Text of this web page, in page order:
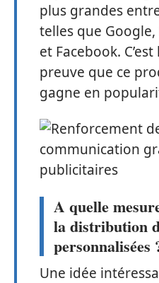
plus grandes
telles que
et Facebook.
preuve que ce
gagne en
A quelle
la distribution
personnalisées
Une idée